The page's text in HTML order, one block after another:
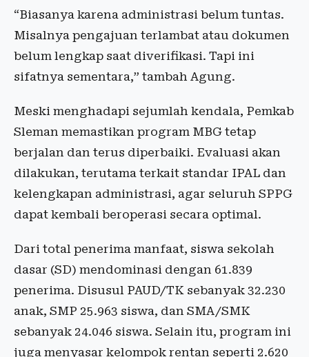
“Biasanya karena administrasi belum tuntas.
Misalnya pengajuan terlambat atau dokumen
belum lengkap saat diverifikasi. Tapi ini
sifatnya sementara,” tambah Agung.
Meski menghadapi sejumlah kendala, Pemkab
Sleman memastikan program MBG tetap
berjalan dan terus diperbaiki. Evaluasi akan
dilakukan, terutama terkait standar IPAL dan
kelengkapan administrasi, agar seluruh SPPG
dapat kembali beroperasi secara optimal.
Dari total penerima manfaat, siswa sekolah
dasar (SD) mendominasi dengan 61.839
penerima. Disusul PAUD/TK sebanyak 32.230
anak, SMP 25.963 siswa, dan SMA/SMK
sebanyak 24.046 siswa. Selain itu, program ini
juga menyasar kelompok rentan seperti 2.620